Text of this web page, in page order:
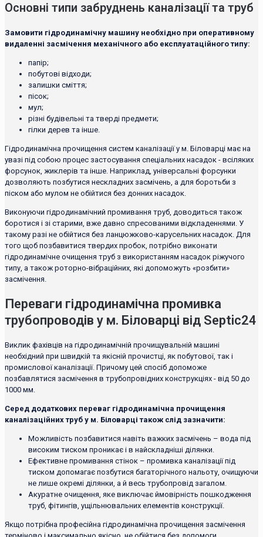
Основні типи забруднень каналізації та труб
Замовити гідродинамічну машину необхідно при оперативному
видаленні засмічення механічного або експлуатаційного типу:
папір;
побутові відходи;
залишки сміття;
пісок;
мул;
різні будівельні та тверді предмети;
гілки дерев та інше.
Гідродинамічна прочищення систем каналізації у м. Біловарці має на
увазі під собою процес застосування спеціальних насадок - всіляких
форсунок, жиклерів та інше. Наприклад, універсальні форсунки
дозволяють позбутися нескладних засмічень, а для боротьби з
піском або мулом не обійтися без донних насадок.
Виконуючи гідродинамічний промивання труб, доводиться також
боротися і зі старими, вже давно спресованими відкладеннями. У
такому разі не обійтися без ланцюжково-карусельних насадок. Для
того щоб позбавитися твердих пробок, потрібно виконати
гідродинамічне очищення труб з використанням насадок ріжучого
типу, а також роторно-вібраційних, які допоможуть «розбити»
засмічення.
Переваги гідродинамічна промивка
трубопроводів у м. Біловарці від Septic24
Виклик фахівців на гідродинамічній прочищувальній машині
необхідний при швидкій та якісній прочистці, як побутової, так і
промислової каналізації. Причому цей спосіб допоможе
позбавлятися засмічення в трубопровідних конструкціях - від 50 до
1000 мм.
Серед додаткових переваг гідродинамічна прочищення
каналізаційних труб у м. Біловарці також слід зазначити:
Можливість позбавитися навіть важких засмічень – вода під
високим тиском проникає і в найскладніші ділянки.
Ефективне промивання стінок – промивка каналізації під
тиском допомагає позбутися багаторічного нальоту, очищуючи
не лише окремі ділянки, а й весь трубопровід загалом.
Акуратне очищення, яке виключає ймовірність пошкодження
труб, фітингів, ущільнювальних елементів конструкції.
Якщо потрібна професійна гідродинамічна прочищення засмічення